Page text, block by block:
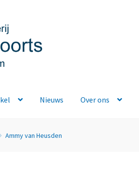
Nieuws Over ons
Ammy van Heusden